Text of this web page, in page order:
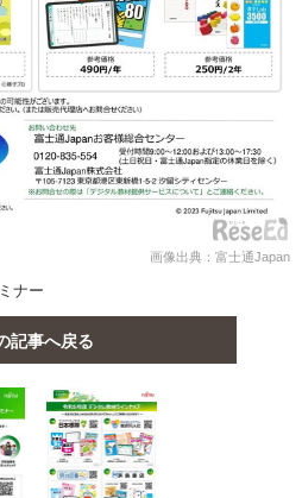
画像出典：富士通Japan
ナー
記事へ戻る